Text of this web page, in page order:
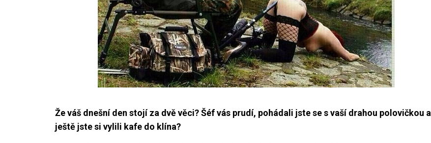
Že váš dnešní den stojí za dvě věci? Šéf vás prudí, pohádali jste se s vaší drahou polovičkou a
ještě jste si vylili kafe do klína?